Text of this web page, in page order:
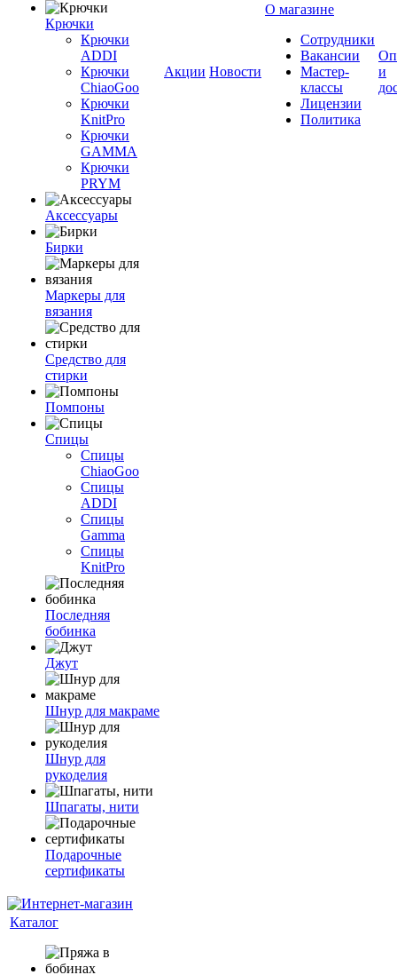
Крючки
Крючки
ADDI
Крючки
ChiaoGoo
Крючки
KnitPro
Крючки
GAMMA
Крючки
PRYM
Аксессуары
Бирки
Маркеры для
вязания
Средство для
стирки
Помпоны
Спицы
Спицы
ChiaoGoo
Спицы
ADDI
Спицы
Gamma
Спицы
KnitPro
Последняя
бобинка
Джут
Шнур для макраме
Шнур для
рукоделия
Шпагаты, нити
Подарочные
сертификаты
Акции Новости
О магазине
Сотрудники
Вакансии
Мастер-
классы
Лицензии
Политика
и
Каталог